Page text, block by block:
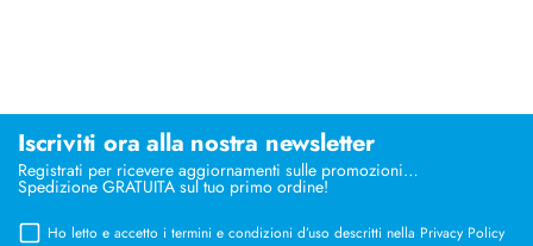
Iscriviti ora alla nostra newsletter
Registrati per ricevere aggiornamenti sulle promozioni…
Spedizione GRATUITA sul tuo primo ordine!
Ho letto e accetto i termini e condizioni d’uso descritti nella Privacy Policy